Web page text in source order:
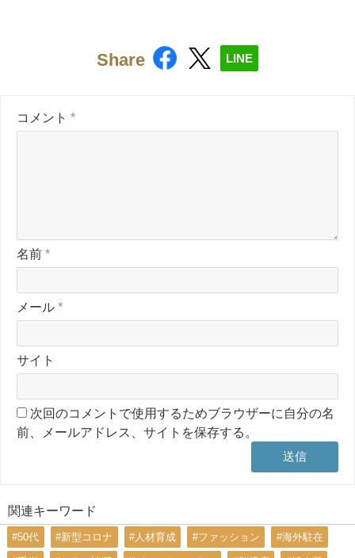
Share LINE
コメント *
名前 *
メール *
サイト
次回のコメントで使用するためブラウザーに自分の名
前、メールアドレス、サイトを保存する。
関連キーワード
#50代 #新型コロナ #人材育成 #ファッション #海外駐在